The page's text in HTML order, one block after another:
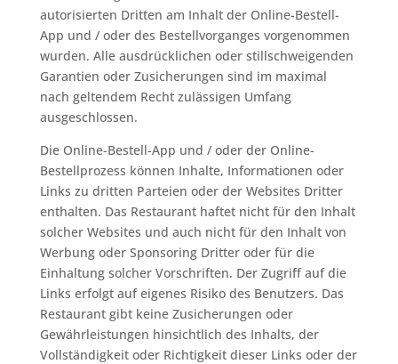
autorisierten Dritten am Inhalt der Online-Bestell-
App und / oder des Bestellvorganges vorgenommen
wurden. Alle ausdrücklichen oder stillschweigenden
Garantien oder Zusicherungen sind im maximal
nach geltendem Recht zulässigen Umfang
ausgeschlossen.
Die Online-Bestell-App und / oder der Online-
Bestellprozess können Inhalte, Informationen oder
Links zu dritten Parteien oder der Websites Dritter
enthalten. Das Restaurant haftet nicht für den Inhalt
solcher Websites und auch nicht für den Inhalt von
Werbung oder Sponsoring Dritter oder für die
Einhaltung solcher Vorschriften. Der Zugriff auf die
Links erfolgt auf eigenes Risiko des Benutzers. Das
Restaurant gibt keine Zusicherungen oder
Gewährleistungen hinsichtlich des Inhalts, der
Vollständigkeit oder Richtigkeit dieser Links oder der